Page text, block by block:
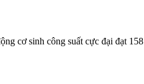
cơ sinh công suất cực đại đạt